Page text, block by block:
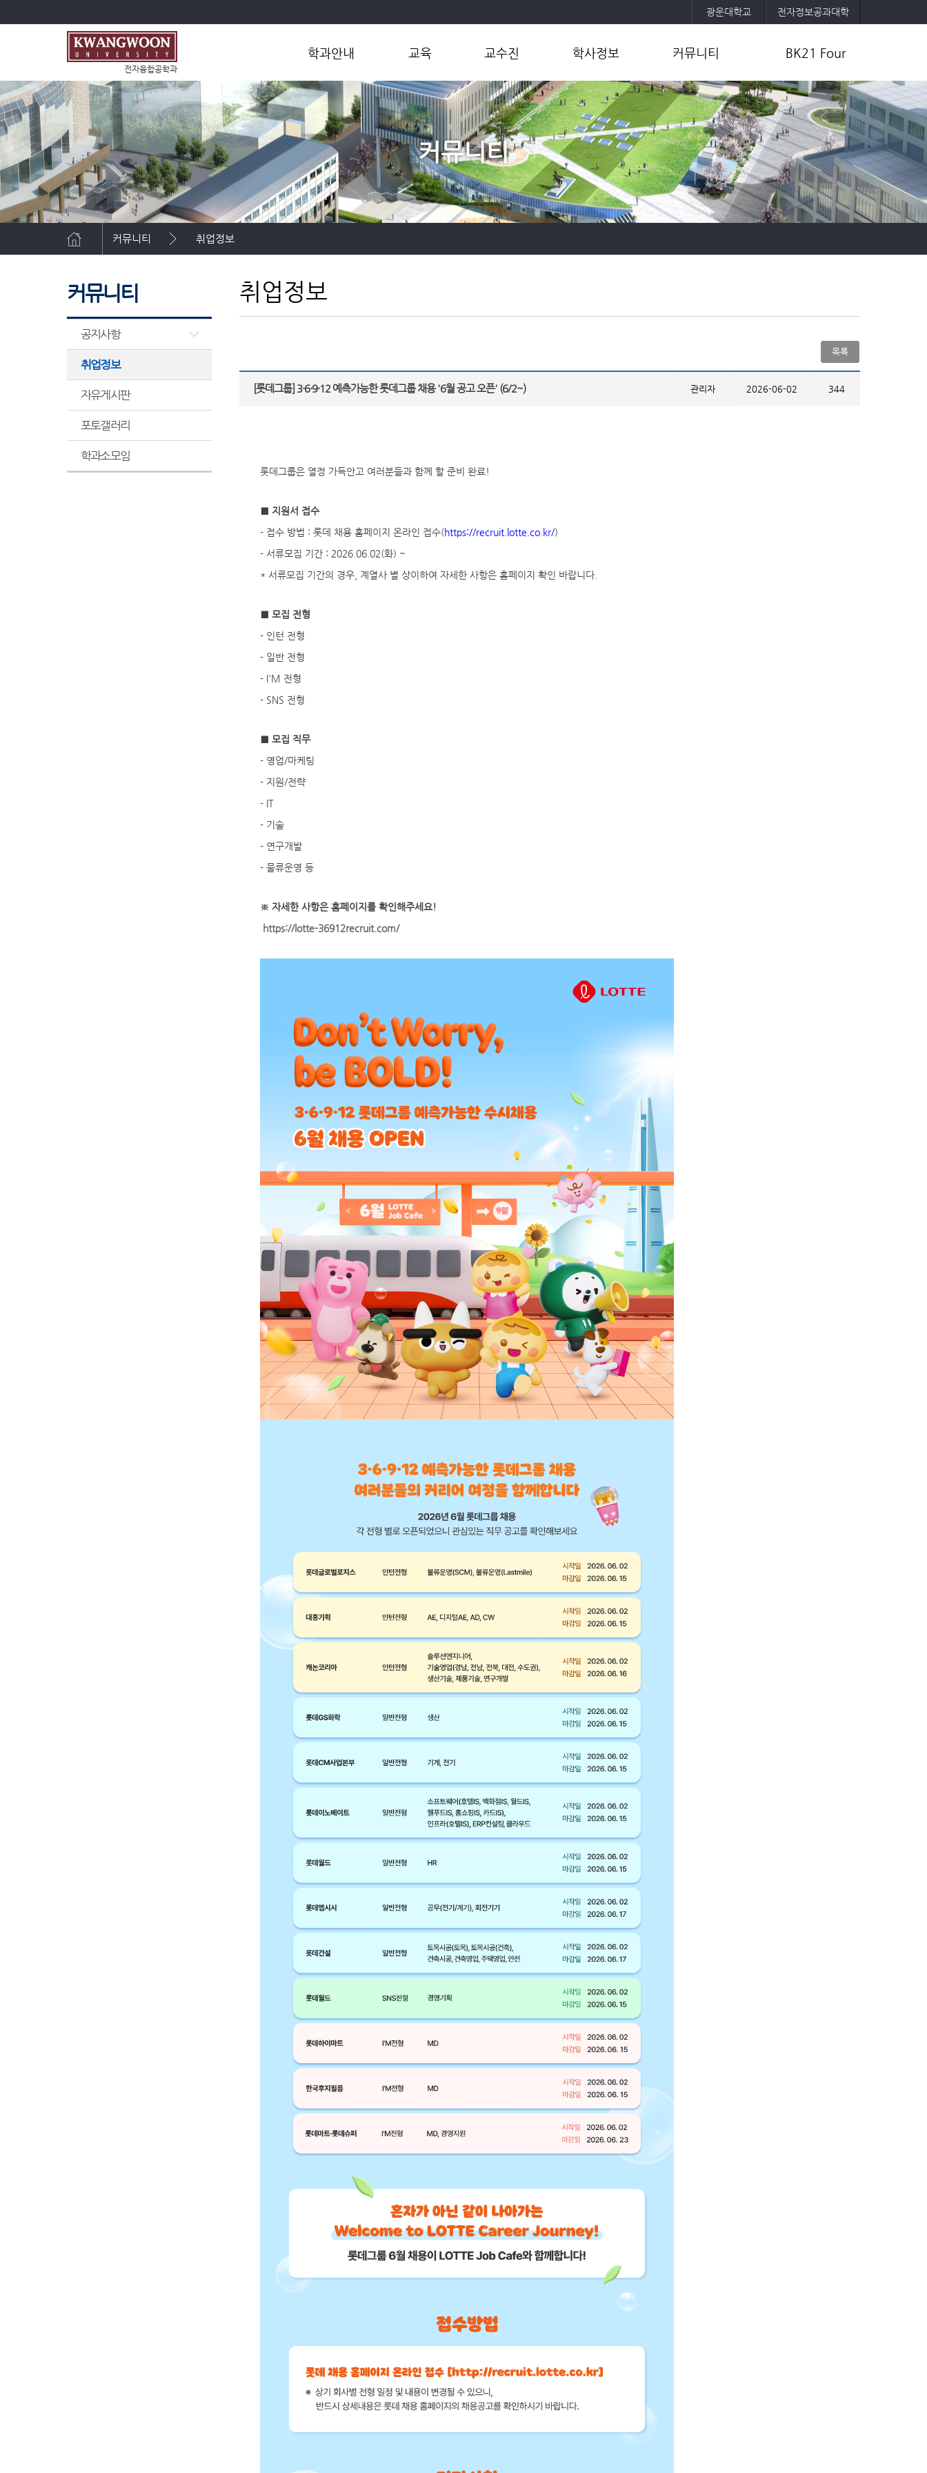
광운대학교 전자정보공과대학
전자융합공학과
학과안내
학과소개
학과장인사말
연혁
오시는길
교육
학부
대학원
교수진
교수
연구실
학사정보
학부
연계전공
마이크로전공
공학인증제
대학원
커뮤니티
공지사항
취업정보
자유게시판
포토갤러리
학과소모임
BK21 Four
사업목표 및 내용
교육팀 및 참여교수 소개
사업성과
연구활동
기타자료
커뮤니티
커뮤니티 취업정보
커뮤니티
공지사항
취업정보
자유게시판
포토갤러리
학과소모임
취업정보
목록
[롯데그룹] 3·6·9·12 예측가능한 롯데그룹 채용 '6월 공고 오픈' (6/2~) 관리자 2026-06-02 344
롯데그룹은 열정 가득안고 여러분들과 함께 할 준비 완료!
■ 지원서 접수
- 접수 방법 : 롯데 채용 홈페이지 온라인 접수(https://recruit.lotte.co.kr/)
- 서류모집 기간 : 2026.06.02(화) ~
* 서류모집 기간의 경우, 계열사 별 상이하여 자세한 사항은 홈페이지 확인 바랍니다.
■ 모집 전형
- 인턴 전형
- 일반 전형
- I'M 전형
- SNS 전형
■ 모집 직무
- 영업/마케팅
- 지원/전략
- IT
- 기술
- 연구개발
- 물류운영 등
※ 자세한 사항은 홈페이지를 확인해주세요!
https://lotte-36912recruit.com/